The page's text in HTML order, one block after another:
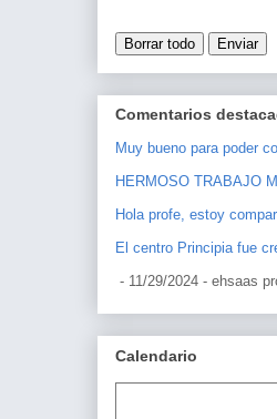
Comentarios
Muy bueno para poder
HERMOSO TRABAJO
Hola profe, estoy
El centro Principia fue
- 11/29/2024 - ehsaas
Calendario